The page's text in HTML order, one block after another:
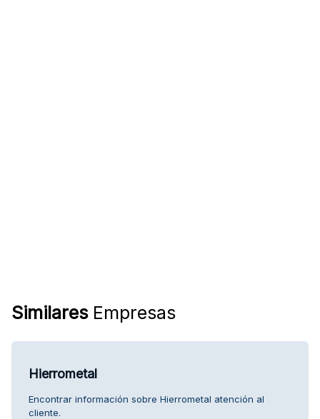
SimilaresEmpresas
Hierrometal
Encontrar información sobre Hierrometal atención al
cliente.